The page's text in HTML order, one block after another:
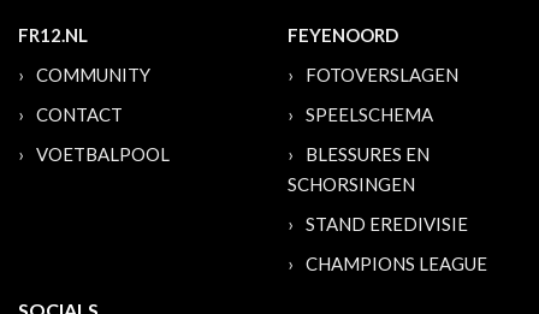
FR12.NL
COMMUNITY
CONTACT
VOETBALPOOL
FEYENOORD
FOTOVERSLAGEN
SPEELSCHEMA
BLESSURES EN
SCHORSINGEN
STAND EREDIVISIE
CHAMPIONS LEAGUE